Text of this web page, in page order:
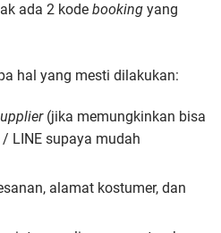
ada 2 kode booking yang
hal yang mesti dilakukan:
(jika memungkinkan bisa
LINE supaya mudah
alamat kostumer, dan